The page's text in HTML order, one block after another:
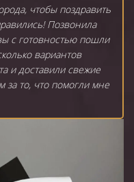
чтобы поздравить
Позвонила
с готовностью пошли
вариантов
и доставили свежие
за то, что помогли мне